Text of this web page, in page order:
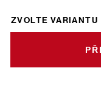
ZVOLTE VARIANTU